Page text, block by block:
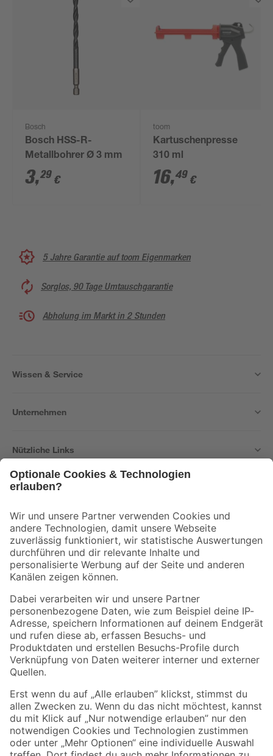
Bosch
Bosch HSS-R-
Metallbohrer Ø 3 mm
3,29 €
toom
Kartuschenpresse
310 ml
16,49 €
5 Jahre Garantie auf toom Eigenmarken
Sorglos, 90 Tage Umtauschgarantie
Abholung im Markt in 2 Stunden
Wissen & Service
Unternehmen
Nützliche Links
Der toom Newsletter: Keine Angebote und Aktionen mehr verpassen!
Zur Newsletter Anmeldung
Folge uns
Zahlungsarten Versandarten
Sicher einkaufen
Jetzt die toom-App herunterladen